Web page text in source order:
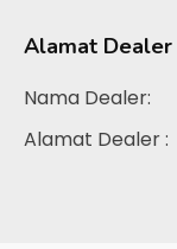
Alamat Dealer
Nama Dealer:
Alamat Dealer :